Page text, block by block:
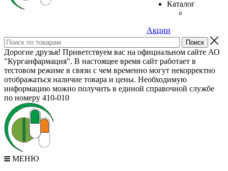
Каталог
Акции
Дорогие друзья! Приветствуем вас на официальном сайте АО
"Курганфармация". В настоящее время сайт работает в
тестовом режиме в связи с чем временно могут некорректно
отображаться наличие товара и цены. Необходимую
информацию можно получить в единой справочной службе
по номеру 410-010
МЕНЮ